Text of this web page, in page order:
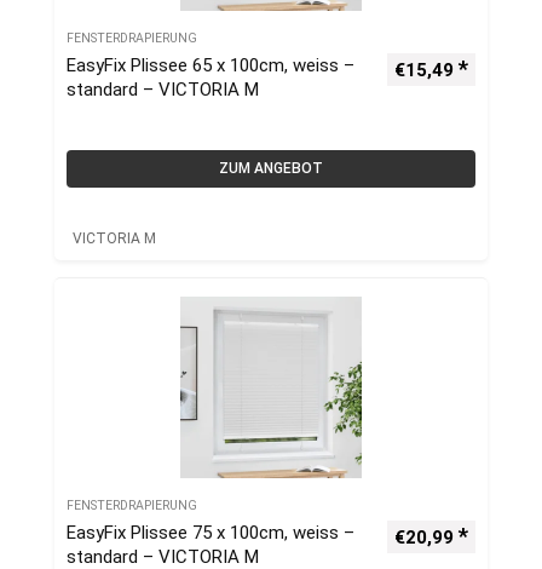
FENSTERDRAPIERUNG
EasyFix Plissee 65 x 100cm, weiss –
standard – VICTORIA M
€15,49
ZUM ANGEBOT
VICTORIA M
FENSTERDRAPIERUNG
EasyFix Plissee 75 x 100cm, weiss –
standard – VICTORIA M
€20,99